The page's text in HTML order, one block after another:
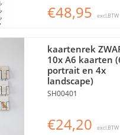
€48,95 excl.BTW
kaartenrek
10x A6 kaarten
portrait en 4x
landscape)
SH00401
€24,20 excl.BTW